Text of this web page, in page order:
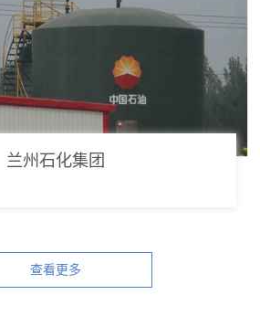
兰州石化集团
查看更多